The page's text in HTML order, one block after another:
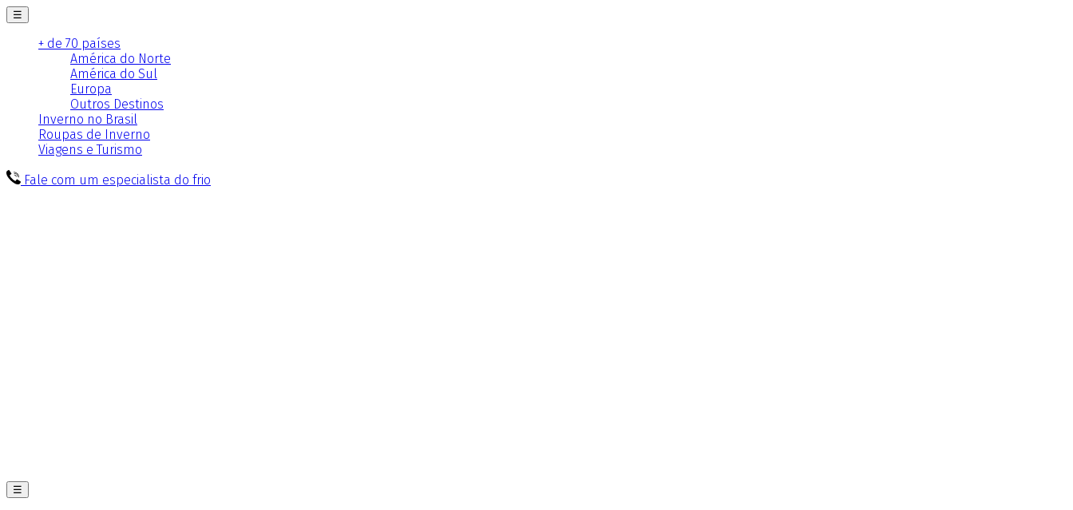
☰
+ de 70 países
América do Norte
América do Sul
Europa
Outros Destinos
Inverno no Brasil
Roupas de Inverno
Viagens e Turismo
Fale com um especialista do frio
☰